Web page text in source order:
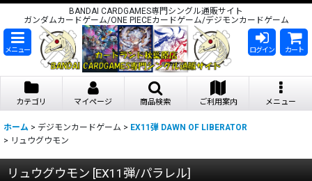
BANDAI CARDGAMES専門シングル通販サイト
ガンダムカードゲーム/ONE PIECEカードゲーム/デジモンカードゲーム
メニュー ログイン カート
カテゴリ マイページ 商品検索 ご利用案内 メニュー
ホーム > デジモンカードゲーム > EX11弾 DAWN OF LIBERATOR
> リュウグウモン
リュウグウモン [EX11弾/パラレル]